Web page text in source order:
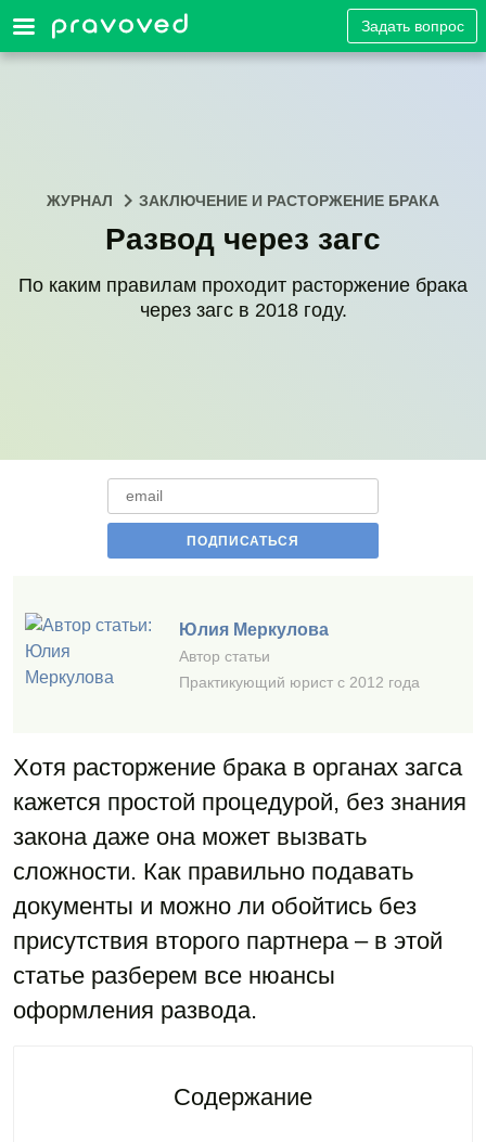
Задать вопрос
ЖУРНАЛ ЗАКЛЮЧЕНИЕ И РАСТОРЖЕНИЕ БРАКА
Развод через загс
По каким правилам проходит расторжение брака
через загс в 2018 году.
Юлия Меркулова
Автор статьи
Практикующий юрист с 2012 года
Хотя расторжение брака в органах загса
кажется простой процедурой, без знания
закона даже она может вызвать
сложности. Как правильно подавать
документы и можно ли обойтись без
присутствия второго партнера – в этой
статье разберем все нюансы
оформления развода.
Содержание